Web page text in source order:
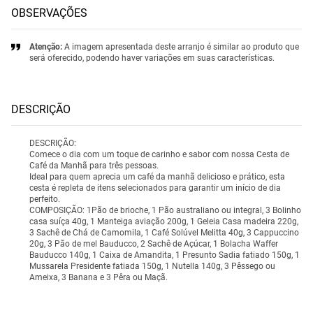
OBSERVAÇÕES
Atenção: A imagem apresentada deste arranjo é similar ao produto que
será oferecido, podendo haver variações em suas características.
DESCRIÇÃO
DESCRIÇÃO:
Comece o dia com um toque de carinho e sabor com nossa Cesta de
Café da Manhã para três pessoas.
Ideal para quem aprecia um café da manhã delicioso e prático, esta
cesta é repleta de itens selecionados para garantir um início de dia
perfeito.
COMPOSIÇÃO: 1Pão de brioche, 1 Pão australiano ou integral, 3 Bolinho
casa suíça 40g, 1 Manteiga aviação 200g, 1 Geleia Casa madeira 220g,
3 Sachê de Chá de Camomila, 1 Café Solúvel Melitta 40g, 3 Cappuccino
20g, 3 Pão de mel Bauducco, 2 Sachê de Açúcar, 1 Bolacha Waffer
Bauducco 140g, 1 Caixa de Amandita, 1 Presunto Sadia fatiado 150g, 1
Mussarela Presidente fatiada 150g, 1 Nutella 140g, 3 Pêssego ou
Ameixa, 3 Banana e 3 Pêra ou Maçã.